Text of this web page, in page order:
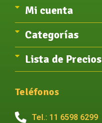
Mi cuenta
Categorías
Lista de Precios
Teléfonos
Tel.: 11 6598 6299